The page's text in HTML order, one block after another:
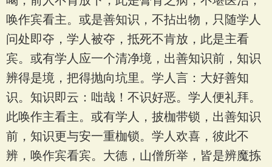
唤作宾看主。或是善知识，不拈出物，只随学人
问处即夺，学人被夺，抵死不肯放，此是主看
宾。或有学人应一个清净境，出善知识前，知识
辨得是境，把得抛向坑里。学人言：大好善知
识。知识即云：咄哉！不识好恶。学人便礼拜。
此唤作主看主。或有学人，披枷带锁，出善知识
前，知识更与安一重枷锁。学人欢喜，彼此不
辨，唤作宾看宾。大德，山僧所举，皆是辨魔拣